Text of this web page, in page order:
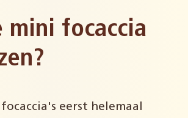
mini focaccia
eerst helemaal